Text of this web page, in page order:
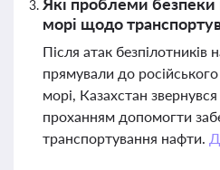
морі щодо
Після атак
прямували до
морі, Казахстан
проханням допомогти
транспортування нафти.